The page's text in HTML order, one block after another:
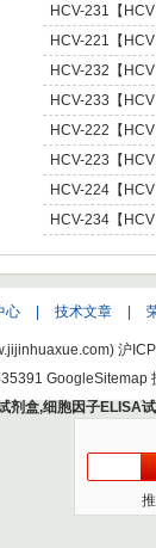
型肝炎病毒
Hepatitis C
HCV-231【
型肝炎病毒
Hepatitis C
HCV-221【
肝炎病毒NS5,
C Virus NS5
HCV-232【
型肝炎病毒
Hepatitis C
HCV-233【
型肝炎病毒
Hepatitis C
HCV-222【
肝炎病毒NS5,
C Virus NS5
HCV-223【
肝炎病毒NS5,
C Virus NS5
HCV-224【
肝炎病毒NS5,
HCV-234【
Hepatitis C Virus
心 技术文章
沪
GoogleSitemap
剂盒,细胞因子ELISA